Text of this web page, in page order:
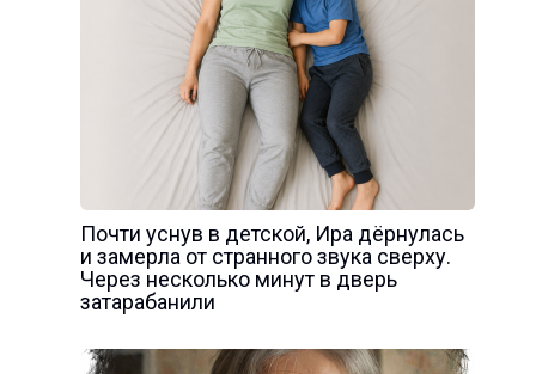
Почти уснув в детской, Ира дёрнулась
и замерла от странного звука сверху.
Через несколько минут в дверь
затарабанили